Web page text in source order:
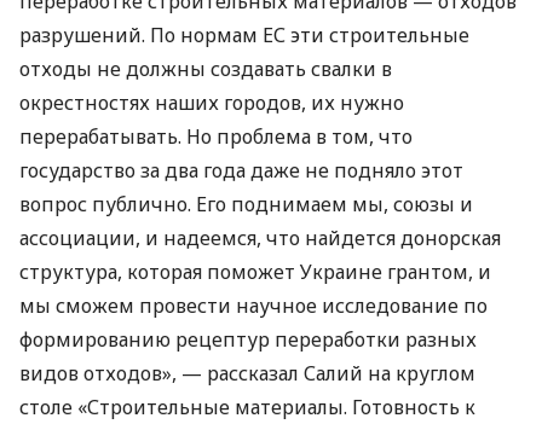
разрушений. По нормам ЕС эти строительные
отходы не должны создавать свалки в
окрестностях наших городов, их нужно
перерабатывать. Но проблема в том, что
государство за два года даже не подняло этот
вопрос публично. Его поднимаем мы, союзы и
ассоциации, и надеемся, что найдется донорская
структура, которая поможет Украине грантом, и
мы сможем провести научное исследование по
формированию рецептур переработки разных
видов отходов», — рассказал Салий на круглом
столе «Строительные материалы. Готовность к